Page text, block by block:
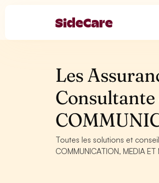
Les
Toutes les solutions et
COMMUNICATION, MEDIA